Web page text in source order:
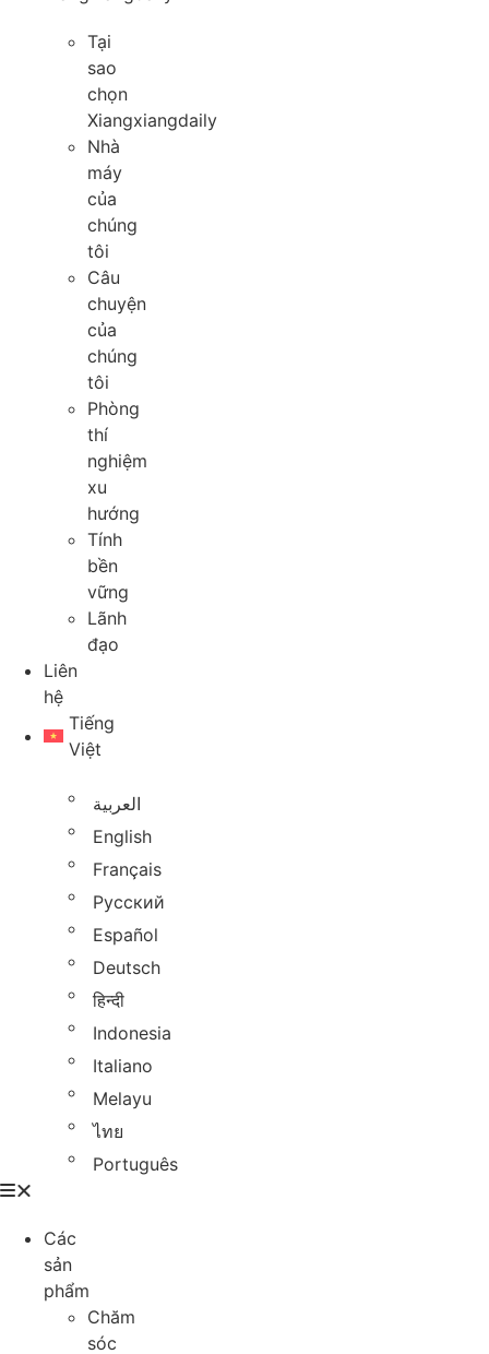
Tại
sao
chọn
Xiangxiangdaily
Nhà
máy
của
chúng
tôi
Câu
chuyện
của
chúng
tôi
Phòng
thí
nghiệm
xu
hướng
Tính
bền
vững
Lãnh
đạo
Liên
hệ
Tiếng
Việt
العربية
English
Français
Русский
Español
Deutsch
हिन्दी
Indonesia
Italiano
Melayu
ไทย
Português
Các
sản
phẩm
Chăm
sóc